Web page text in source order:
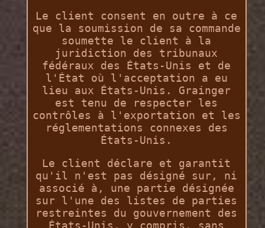
Le client consent en outre à ce
que la soumission de sa commande
soumette le client à la
juridiction des tribunaux
fédéraux des États-Unis et de
l'État où l'acceptation a eu
lieu aux États-Unis. Grainger
est tenu de respecter les
contrôles à l'exportation et les
réglementations connexes des
États-Unis.
Le client déclare et garantit
qu'il n'est pas désigné sur, ni
associé à, une partie désignée
sur l'une des listes de parties
restreintes du gouvernement des
États-Unis, y compris, sans